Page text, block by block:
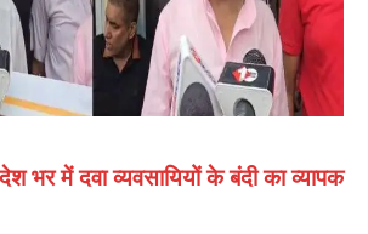
भर में दवा व्यवसायियों के बंदी का व्यापक